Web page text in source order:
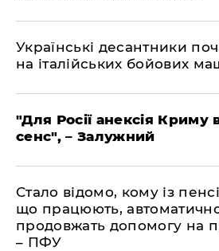
Українські десантники
на італійських бойових
"Для Росії анексія Криму
сенс", – Залужний
Стало відомо, кому із
що працюють,
продовжать допомогу на
– ПФУ